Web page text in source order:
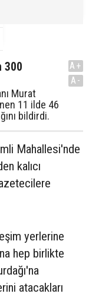
300
Murat
11 ilde 46
bildirdi.
A+
A-
Mahallesi'nde
kalıcı
yerlerine
hep birlikte
atacakları